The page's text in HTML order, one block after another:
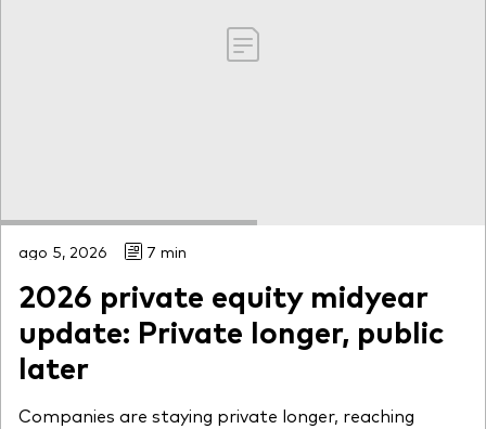
ago 5, 2026 7 min
2026 private equity midyear
update: Private longer, public
later
Companies are staying private longer, reaching